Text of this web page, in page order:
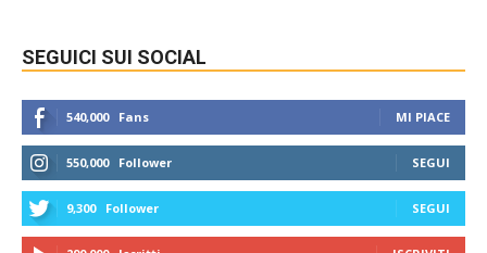
SEGUICI SUI SOCIAL
540,000 Fans MI PIACE
550,000 Follower SEGUI
9,300 Follower SEGUI